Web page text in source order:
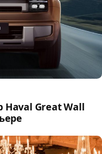
Haval Great Wall